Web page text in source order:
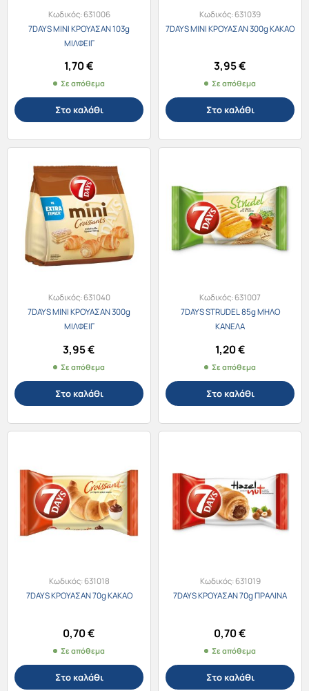
Κωδικός:631006
7DAYS MINI ΚΡΟΥΑΣΑΝ 103g
ΜΙΛΦΕΙΓ
1,70€
Σε απόθεμα
Στο καλάθι
Κωδικός:631039
7DAYS MINI ΚΡΟΥΑΣΑΝ 300g ΚΑΚΑΟ
3,95€
Σε απόθεμα
Στο καλάθι
Κωδικός:631040
7DAYS MINI ΚΡΟΥΑΣΑΝ 300g
ΜΙΛΦΕΙΓ
3,95€
Σε απόθεμα
Στο καλάθι
Κωδικός:631007
7DAYS STRUDEL 85g ΜΗΛΟ
ΚΑΝΕΛΑ
1,20€
Σε απόθεμα
Στο καλάθι
Κωδικός:631018
7DAYS ΚΡΟΥΑΣΑΝ 70g ΚΑΚΑΟ
0,70€
Σε απόθεμα
Στο καλάθι
Κωδικός:631019
7DAYS ΚΡΟΥΑΣΑΝ 70g ΠΡΑΛΙΝΑ
0,70€
Σε απόθεμα
Στο καλάθι